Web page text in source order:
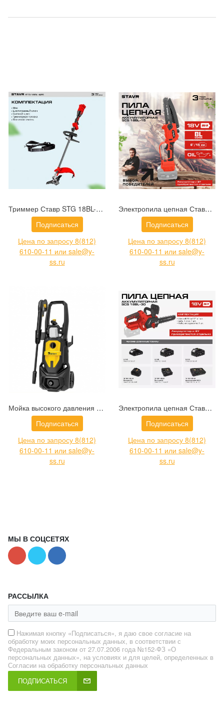
Триммер Ставр STG 18BL-42S (9060200036)
Подписаться
Цена по запросу 8(812)
610-00-11 или sale@y-
ss.ru
Электропила цепная Ставр SCS 18BL-15 (9060100030)
Подписаться
Цена по запросу 8(812)
610-00-11 или sale@y-
ss.ru
Мойка высокого давления Kolner K160 (8140100106)
Подписаться
Цена по запросу 8(812)
610-00-11 или sale@y-
ss.ru
Электропила цепная Ставр SCS 18BL-30 (9060100020)
Подписаться
Цена по запросу 8(812)
610-00-11 или sale@y-
ss.ru
МЫ В СОЦСЕТЯХ
РАССЫЛКА
Нажимая кнопку «Подписаться», я даю свое согласие на
обработку моих персональных данных, в соответствии с
Федеральным законом от 27.07.2006 года №152-ФЗ «О
персональных данных», на условиях и для целей, определенных в
Согласии на обработку персональных данных
ПОДПИСАТЬСЯ